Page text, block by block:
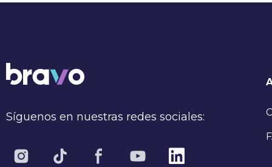
Síguenos en nuestras redes sociales: